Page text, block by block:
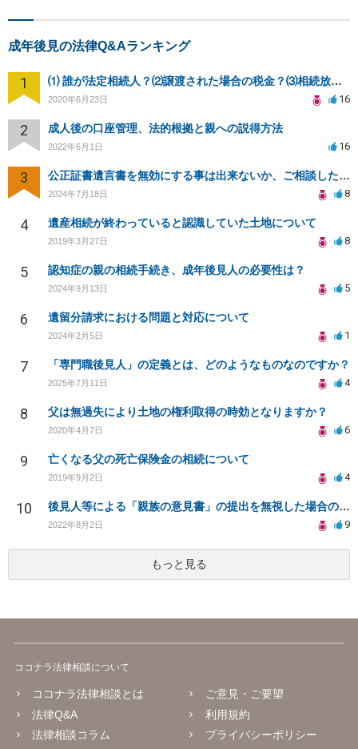
成年後見の法律Q&Aランキング
1 ⑴ 誰が法定相続人？⑵譲渡された場合の税金？⑶相続放棄後同じ不動産を相続できない？⑷借金返済義務は？
2020年6月23日 16
2 成人後の口座管理、法的根拠と親への説得方法
2022年6月1日 16
3 公正証書遺言書を無効にする事は出来ないか、ご相談したいです。
2024年7月18日 8
4 遺産相続が終わっていると認識していた土地について
2019年3月27日 8
5 認知症の親の相続手続き、成年後見人の必要性は？
2024年9月13日 5
6 遺留分請求における問題と対応について
2024年2月5日 1
7 「専門職後見人」の定義とは、どのようなものなのですか？
2025年7月11日 4
8 父は無過失により土地の権利取得の時効となりますか？
2020年4月7日 6
9 亡くなる父の死亡保険金の相続について
2019年9月2日 4
10 後見人等による「親族の意見書」の提出を無視した場合のデメリットと今後に関して
2022年8月2日 9
もっと見る
ココナラ法律相談について
ココナラ法律相談とは
法律Q&A
法律相談コラム
ご意見・ご要望
利用規約
プライバシーポリシー